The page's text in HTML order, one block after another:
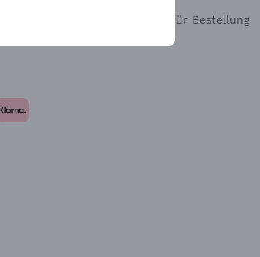
Widerrufsformular für Bestellung